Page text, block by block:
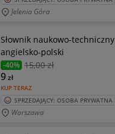
Jelenia Góra
Słownik naukowo-techniczny
angielsko-polski
-40% 15,00 zł
KUP TERAZ
9zł
SPRZEDAJĄCY: OSOBA PRYWATNA
Warszawa